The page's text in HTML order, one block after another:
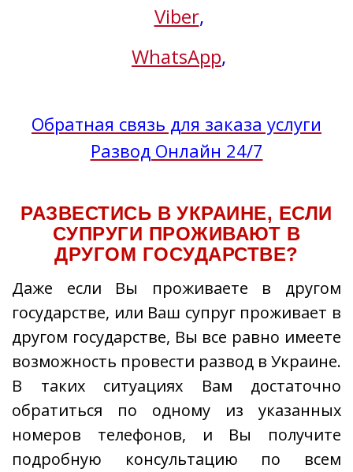
Viber,
WhatsApp,
Обратная связь для заказа услуги
Развод Онлайн 24/7
РАЗВЕСТИСЬ В УКРАИНЕ, ЕСЛИ
СУПРУГИ ПРОЖИВАЮТ В
ДРУГОМ ГОСУДАРСТВЕ?
Даже если Вы проживаете в другом
государстве, или Ваш супруг проживает в
другом государстве, Вы все равно имеете
возможность провести развод в Украине.
В таких ситуациях Вам достаточно
обратиться по одному из указанных
номеров телефонов, и Вы получите
подробную консультацию по всем